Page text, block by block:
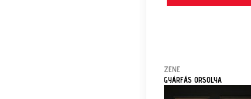
ZENE
GYÁRFÁS ORSOLYA